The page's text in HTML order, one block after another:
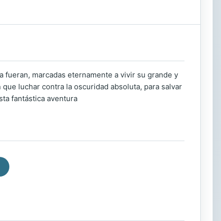
fueran, marcadas eternamente a vivir su grande y
luchar contra la oscuridad absoluta, para salvar
fantástica aventura